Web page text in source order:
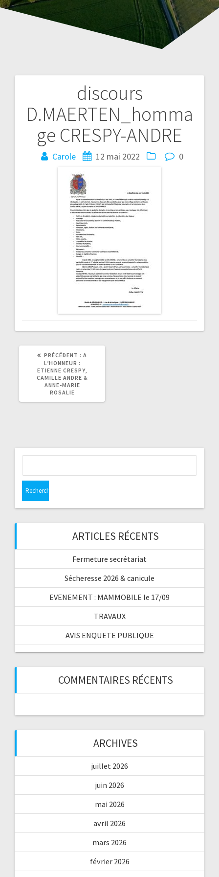
discours
D.MAERTEN_homma
ge CRESPY-ANDRE
Carole 12 mai 2022 0
Navigation
de
l’article
PRÉCÉDENT : ARTICLE
:
A
L’HONNEUR :
ETIENNE CRESPY,
CAMILLE ANDRE &
ANNE-MARIE
ROSALIE
ARTICLES RÉCENTS
Fermeture secrétariat
Sécheresse 2026 & canicule
EVENEMENT : MAMMOBILE le 17/09
TRAVAUX
AVIS ENQUETE PUBLIQUE
COMMENTAIRES RÉCENTS
ARCHIVES
juillet 2026
juin 2026
mai 2026
avril 2026
mars 2026
février 2026